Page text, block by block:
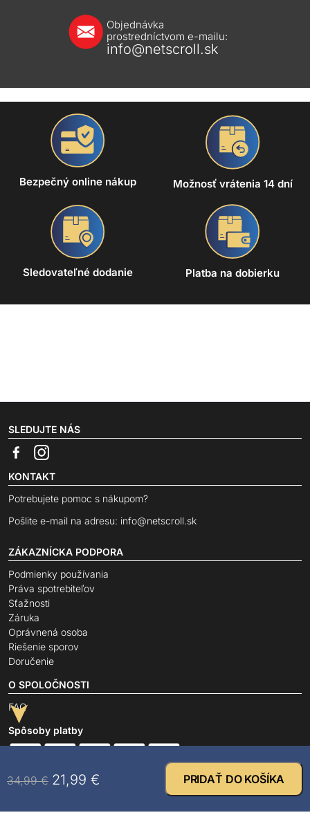
Objednávka
prostredníctvom e-mailu:
info@netscroll.sk
Bezpečný online nákup Možnosť vrátenia 14 dní
Sledovateľné dodanie Platba na dobierku
SLEDUJTE NÁS
KONTAKT
Potrebujete pomoc s nákupom?
Pošlite e-mail na adresu: info@netscroll.sk
ZÁKAZNÍCKA PODPORA
Podmienky používania
Práva spotrebiteľov
Sťažnosti
Záruka
Oprávnená osoba
Riešenie sporov
Doručenie
O SPOLOČNOSTI
FAQ
Spôsoby platby
Certifikáty bezpečnosti
34,99€ 21,99 € PRIDAŤ DO KOŠÍKA
➤